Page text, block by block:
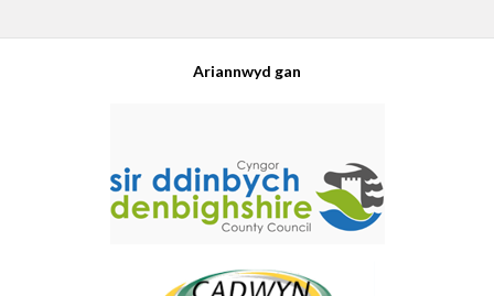
Ariannwyd gan